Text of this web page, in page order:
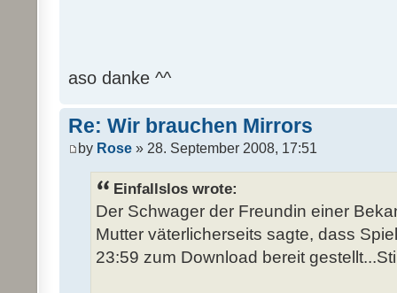
aso danke ^^
Re: Wir brauchen Mirrors
by Rose » 28. September 2008, 17:51
Einfallslos wrote:
Der Schwager der Freundin einer
Mutter väterlicherseits sagte, dass
23:59 zum Download bereit